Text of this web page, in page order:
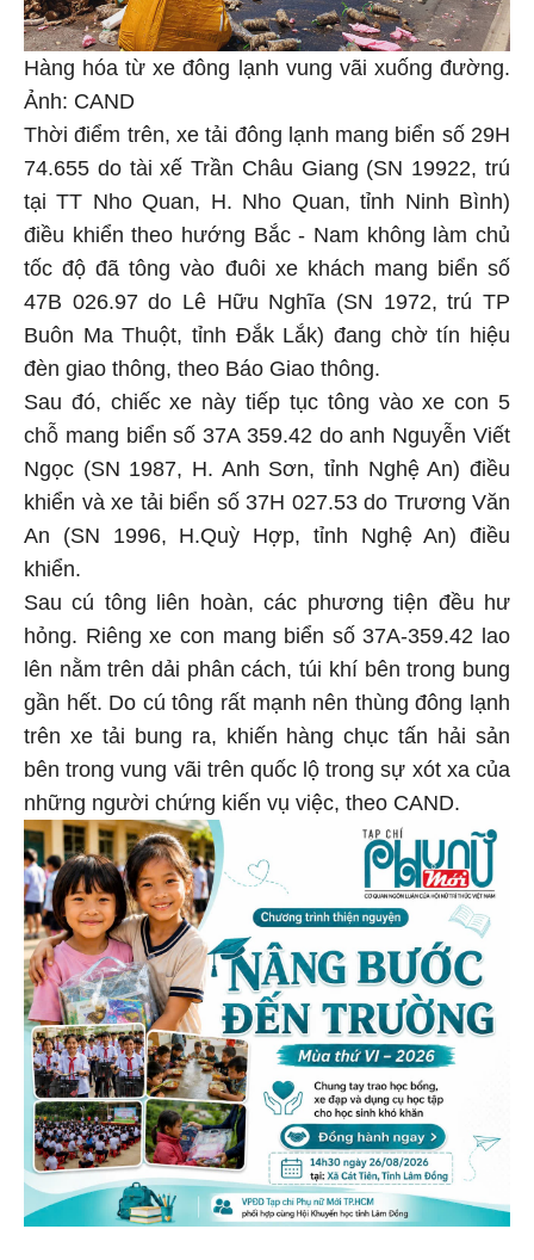
Hàng hóa từ xe đông lạnh vung vãi xuống đường.
Ảnh: CAND
Thời điểm trên, xe tải đông lạnh mang biển số 29H
74.655 do tài xế Trần Châu Giang (SN 19922, trú
tại TT Nho Quan, H. Nho Quan, tỉnh Ninh Bình)
điều khiển theo hướng Bắc - Nam không làm chủ
tốc độ đã tông vào đuôi xe khách mang biển số
47B 026.97 do Lê Hữu Nghĩa (SN 1972, trú TP
Buôn Ma Thuột, tỉnh Đắk Lắk) đang chờ tín hiệu
đèn giao thông, theo Báo Giao thông.
Sau đó, chiếc xe này tiếp tục tông vào xe con 5
chỗ mang biển số 37A 359.42 do anh Nguyễn Viết
Ngọc (SN 1987, H. Anh Sơn, tỉnh Nghệ An) điều
khiển và xe tải biển số 37H 027.53 do Trương Văn
An (SN 1996, H.Quỳ Hợp, tỉnh Nghệ An) điều
khiển.
Sau cú tông liên hoàn, các phương tiện đều hư
hỏng. Riêng xe con mang biển số 37A-359.42 lao
lên nằm trên dải phân cách, túi khí bên trong bung
gần hết. Do cú tông rất mạnh nên thùng đông lạnh
trên xe tải bung ra, khiến hàng chục tấn hải sản
bên trong vung vãi trên quốc lộ trong sự xót xa của
những người chứng kiến vụ việc, theo CAND.